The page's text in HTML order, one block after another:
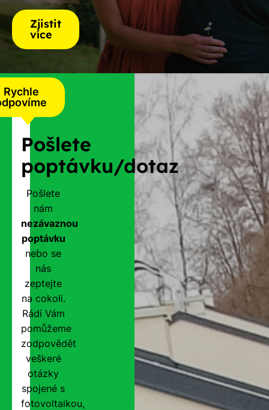
Zjistit
více
Rychle
Pošlete
poptávku/dotaz
Pošlete
nám
nezávaznou
poptávku
nebo se
nás
zeptejte
na cokoli.
Rádi Vám
pomůžeme
zodpovědět
veškeré
otázky
spojené s
fotovoltaikou,